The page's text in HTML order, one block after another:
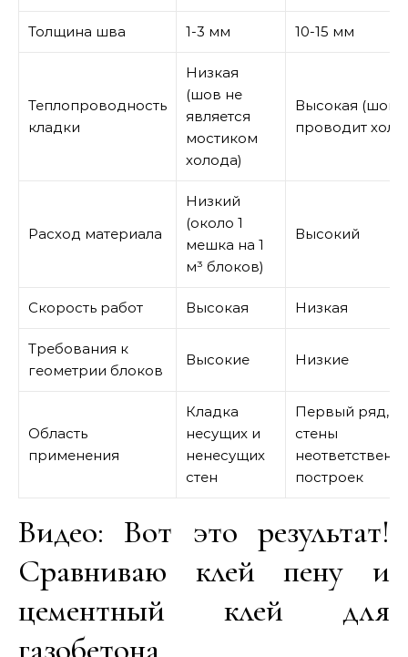
Толщина шва 1-3 мм 10-15 мм
Теплопроводность
кладки
Низкая
(шов не
является
мостиком
холода)
Высокая (шов
проводит
Расход материала
Низкий
(около 1
мешка на 1
м³ блоков)
Высокий
Скорость работ Высокая Низкая
Требования к
геометрии блоков
Высокие Низкие
Область
применения
Кладка
несущих и
ненесущих
стен
Первый ряд,
стены
построек
Видео: Вот это результат!
Сравниваю клей пену и
цементный клей для